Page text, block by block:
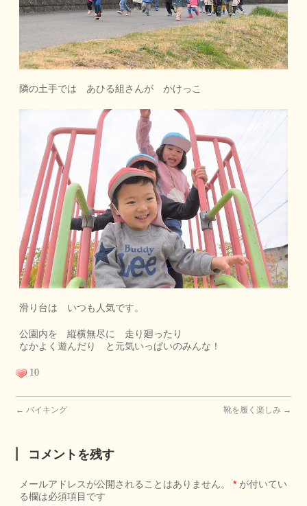
隣の土手では あひる組さんが かけっこ
滑り台は いつも人気です。
公園内を 縦横無尽に 走り廻ったり
なかよく遊んだり と元気いっぱいのみんな！
10
← バイキング 靴を履く楽しみ →
コメントを残す
メールアドレスが公開されることはありません。 * が付いてい
る欄は必須項目です